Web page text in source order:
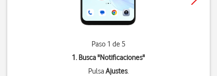
Paso 1 de 5
1. Busca "Notificaciones"
PulsaAjustes.